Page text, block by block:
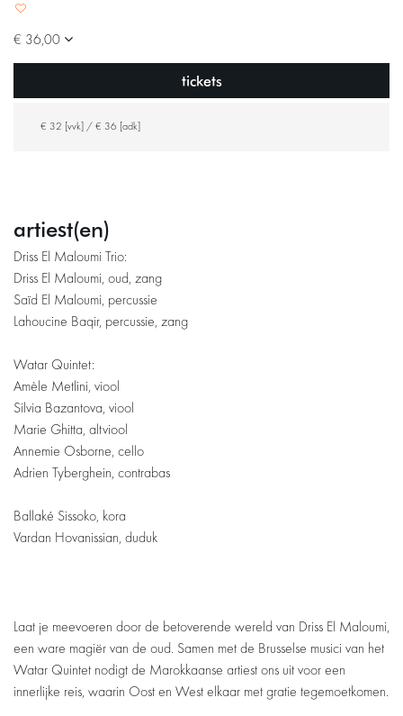
€ 36,00
tickets
€ 32 [vvk] / € 36 [adk]
artiest(en)
Driss El Maloumi Trio:
Driss El Maloumi, oud, zang
Saïd El Maloumi, percussie
Lahoucine Baqir, percussie, zang
Watar Quintet:
Amèle Metlini, viool
Silvia Bazantova, viool
Marie Ghitta, altviool
Annemie Osborne, cello
Adrien Tyberghein, contrabas
Ballaké Sissoko, kora
Vardan Hovanissian, duduk
Laat je meevoeren door de betoverende wereld van Driss El Maloumi,
een ware magiër van de oud. Samen met de Brusselse musici van het
Watar Quintet nodigt de Marokkaanse artiest ons uit voor een
innerlijke reis, waarin Oost en West elkaar met gratie tegemoetkomen.
Inzoomen